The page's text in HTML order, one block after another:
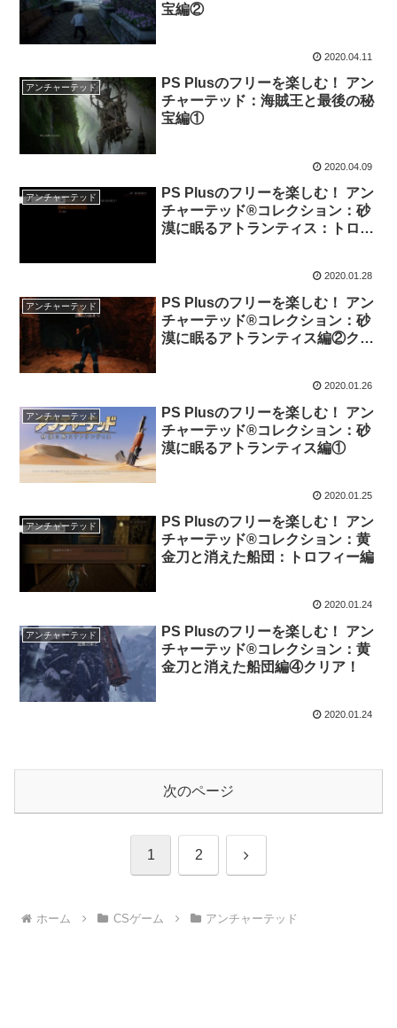
宝編②
2020.04.11
アンチャーテッド
PS Plusのフリーを楽しむ！ アン
チャーテッド：海賊王と最後の秘
宝編①
2020.04.09
アンチャーテッド
PS Plusのフリーを楽しむ！ アン
チャーテッド®コレクション：砂
漠に眠るアトランティス：トロフ
2020.01.28
アンチャーテッド
PS Plusのフリーを楽しむ！ アン
チャーテッド®コレクション：砂
漠に眠るアトランティス編②クリ
2020.01.26
アンチャーテッド
PS Plusのフリーを楽しむ！ アン
チャーテッド®コレクション：砂
漠に眠るアトランティス編①
2020.01.25
アンチャーテッド
PS Plusのフリーを楽しむ！ アン
チャーテッド®コレクション：黄
金刀と消えた船団：トロフィー編
2020.01.24
アンチャーテッド
PS Plusのフリーを楽しむ！ アン
チャーテッド®コレクション：黄
金刀と消えた船団編④クリア！
2020.01.24
次のページ
1 2 次
ホーム CSゲーム アンチャーテッド